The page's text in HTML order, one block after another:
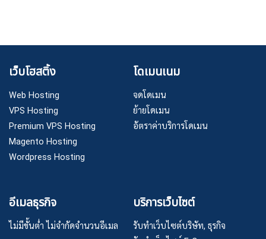
เว็บโฮสติ้ง
Web Hosting
VPS Hosting
Premium VPS Hosting
Magento Hosting
Wordpress Hosting
โดเมนเนม
จดโดเมน
ย้ายโดเมน
อัตราค่าบริการโดเมน
อีเมลธุรกิจ
ไม่มีขั้นต่ำ ไม่จำกัดจำนวนอีเมล
บริการเว็บไซต์
รับทำเว็บไซต์บริษัท, ธุรกิจ